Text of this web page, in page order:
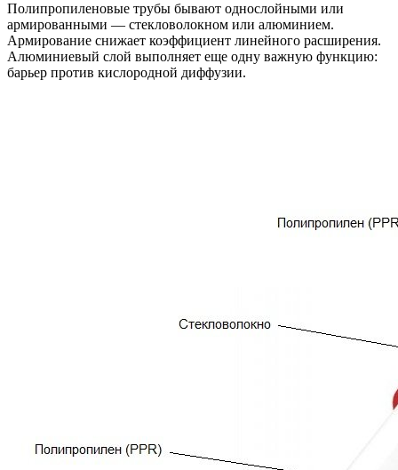
Полипропиленовые трубы бывают однослойными или
армированными — стекловолокном или алюминием.
Армирование снижает коэффициент линейного расширения.
Алюминиевый слой выполняет еще одну важную функцию:
барьер против кислородной диффузии.